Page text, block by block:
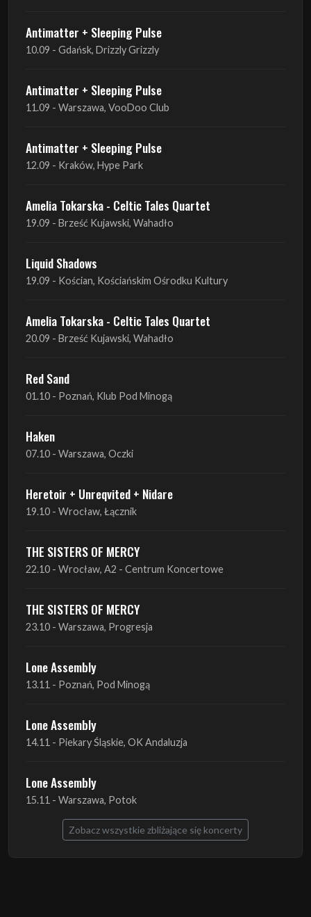
Antimatter + Sleeping Pulse
11.09 - Warszawa, VooDoo Club
Antimatter + Sleeping Pulse
12.09 - Kraków, Hype Park
Amelia Tokarska - Celtic Tales Quartet
19.09 - Brześć Kujawski, Wahadło
Liquid Shadows
19.09 - Kościan, Kościańskim Ośrodku Kultury
Amelia Tokarska - Celtic Tales Quartet
20.09 - Brześć Kujawski, Wahadło
Red Sand
Haken
Heretoir + Unreqvited + Nidare
THE SISTERS OF MERCY
22.10 - Wrocław, A2 - Centrum Koncertowe
THE SISTERS OF MERCY
Lone Assembly
Lone Assembly
14.11 - Piekary Śląskie, OK Andaluzja
Lone Assembly
15.11 - Warszawa, Potok